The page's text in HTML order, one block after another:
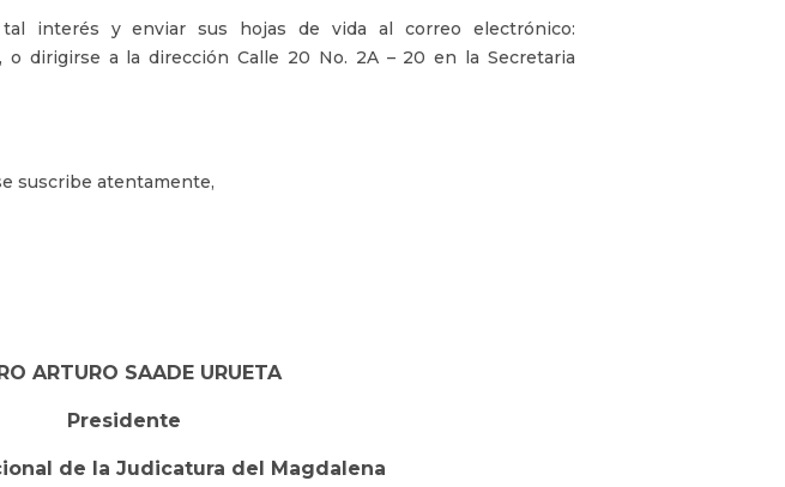
interés y enviar sus hojas de vida al correo electrónico:
, o dirigirse a la dirección Calle 20 No. 2A – 20 en la Secretaria
suscribe atentamente,
ARTURO SAADE URUETA
Presidente
de la Judicatura del Magdalena